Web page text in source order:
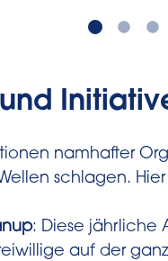
namhafter
schlagen.
: Diese jährliche
auf der